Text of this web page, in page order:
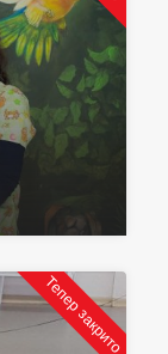
Тепер закрито